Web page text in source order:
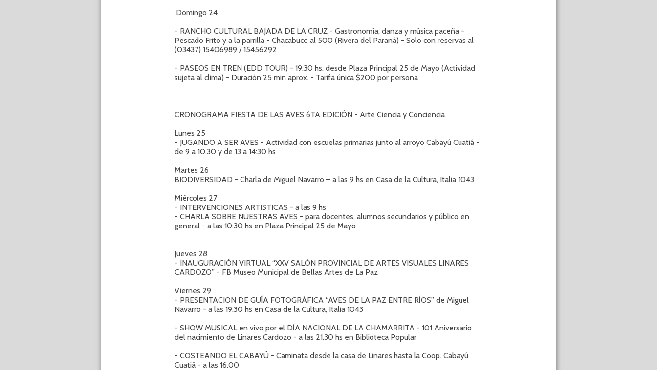
.Domingo 24
- RANCHO CULTURAL BAJADA DE LA CRUZ - Gastronomía, danza y música paceña -
Pescado Frito y a la parrilla - Chacabuco al 500 (Rivera del Paraná) - Solo con reservas al
(03437) 15406989 / 15456292
- PASEOS EN TREN (EDD TOUR) - 19:30 hs. desde Plaza Principal 25 de Mayo (Actividad
sujeta al clima) - Duración 25 min aprox. - Tarifa única $200 por persona
CRONOGRAMA FIESTA DE LAS AVES 6TA EDICIÓN - Arte Ciencia y Conciencia
Lunes 25
- JUGANDO A SER AVES - Actividad con escuelas primarias junto al arroyo Cabayú Cuatiá -
de 9 a 10.30 y de 13 a 14:30 hs
Martes 26
BIODIVERSIDAD - Charla de Miguel Navarro – a las 9 hs en Casa de la Cultura, Italia 1043
Miércoles 27
- INTERVENCIONES ARTISTICAS - a las 9 hs
- CHARLA SOBRE NUESTRAS AVES - para docentes, alumnos secundarios y público en
general - a las 10:30 hs en Plaza Principal 25 de Mayo
Jueves 28
- INAUGURACIÓN VIRTUAL “XXV SALÓN PROVINCIAL DE ARTES VISUALES LINARES
CARDOZO” - FB Museo Municipal de Bellas Artes de La Paz
Viernes 29
- PRESENTACION DE GUÍA FOTOGRÁFICA “AVES DE LA PAZ ENTRE RÍOS” de Miguel
Navarro - a las 19.30 hs en Casa de la Cultura, Italia 1043
- SHOW MUSICAL en vivo por el DÍA NACIONAL DE LA CHAMARRITA - 101 Aniversario
del nacimiento de Linares Cardozo - a las 21.30 hs en Biblioteca Popular
- COSTEANDO EL CABAYÚ - Caminata desde la casa de Linares hasta la Coop. Cabayú
Cuatiá - a las 16.00